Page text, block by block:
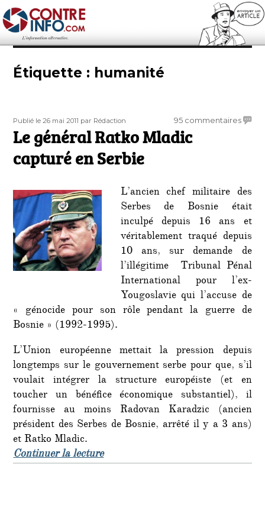
Contre-Info
Étiquette : humanité
Publié
le
Publié le 26 mai 2011 Auteur
par Rédaction 95 commentairessur
en
Le général Ratko Mladic
capturé en Serbie
L’ancien chef militaire des
Serbes de Bosnie était
inculpé depuis 16 ans et
véritablement traqué depuis
10 ans, sur demande de
l’illégitime Tribunal Pénal
International pour l’ex-
Yougoslavie qui l’accuse de
« génocide pour son rôle pendant la guerre de
Bosnie » (1992-1995).
L’Union européenne mettait la pression depuis
longtemps sur le gouvernement serbe pour que, s’il
voulait intégrer la structure européiste (et en
toucher un bénéfice économique substantiel), il
fournisse au moins Radovan Karadzic (ancien
président des Serbes de Bosnie, arrêté il y a 3 ans)
et Ratko Mladic.
Continuer la lecturede « Le général Ratko Mladic